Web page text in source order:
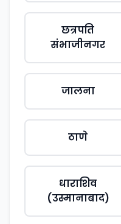
छत्रपति
संभाजीनगर
जालना
ठाणे
धाराशिव
(उस्मानाबाद)